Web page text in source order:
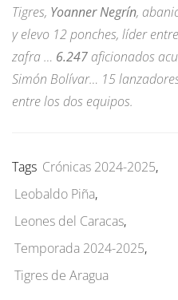
Tigres, Yoanner Negrín,
y elevo 12 ponches, líder
zafra … 6.247 aficionados
Simón Bolívar… 15
entre los dos equipos.
Tags Crónicas 2024-2025,
Leobaldo Piña,
Leones del Caracas,
Temporada 2024-2025,
Tigres de Aragua